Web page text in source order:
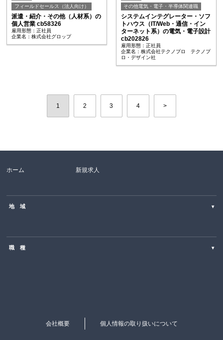
フィールドセールス（法人向け）
派遣・紹介・その他（人材系）の
個人営業 cb58326
雇用形態：正社員
企業名：株式会社グロップ
その他電気・電子・半導体関連職
システムインテグレーター・ソフ
トハウス（IT/Web・通信・イン
ターネット系）の電気・電子設計
cb202826
雇用形態：正社員
企業名：株式会社テクノプロ テクノプ
ロ・デザイン社
1 2 3 4 >
ホーム 新規求人
地 域 ▾
東北
職 種 ▾
会社概要 個人情報の取り扱いについて